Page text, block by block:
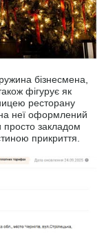
бізнесмена,
фігурує як
ресторану
неї оформлений
просто закладом
прикриття.